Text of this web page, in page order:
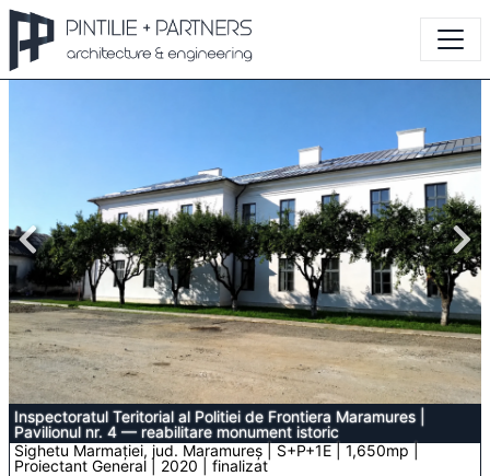
Inspectoratul Teritorial al Politiei de Frontiera Maramures|
Pavilionul nr. 4 — reabilitare monument istoric
Sighetu Marmației, jud. Maramureș | S+P+1E | 1,650mp |
Proiectant General | 2020 | finalizat